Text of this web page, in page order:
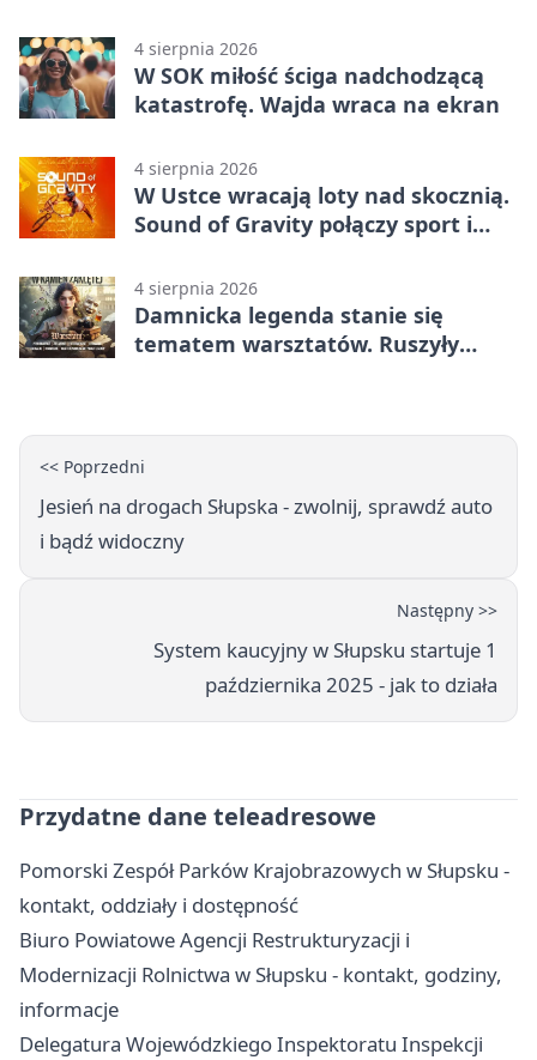
4 sierpnia 2026
W SOK miłość ściga nadchodzącą
katastrofę. Wajda wraca na ekran
4 sierpnia 2026
W Ustce wracają loty nad skocznią.
Sound of Gravity połączy sport i
4 sierpnia 2026
Damnicka legenda stanie się
tematem warsztatów. Ruszyły
<< Poprzedni
Jesień na drogach Słupska - zwolnij, sprawdź auto
i bądź widoczny
Następny >>
System kaucyjny w Słupsku startuje 1
października 2025 - jak to działa
Przydatne dane teleadresowe
Pomorski Zespół Parków Krajobrazowych w Słupsku -
kontakt, oddziały i dostępność
Biuro Powiatowe Agencji Restrukturyzacji i
Modernizacji Rolnictwa w Słupsku - kontakt, godziny,
informacje
Delegatura Wojewódzkiego Inspektoratu Inspekcji